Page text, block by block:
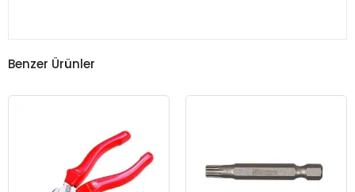
Benzer Ürünler